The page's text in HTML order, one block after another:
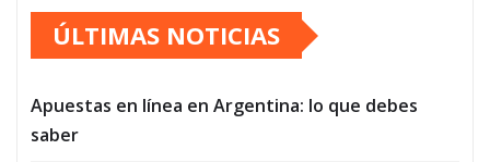
ÚLTIMAS NOTICIAS
Apuestas en línea en Argentina: lo que debes
saber